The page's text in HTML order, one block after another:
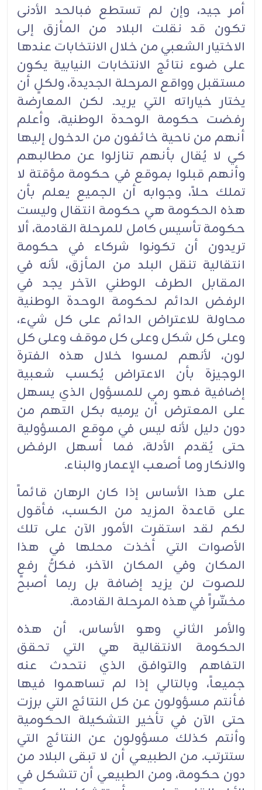
أمر جيد، وإن لم تستطع فبالحد الأدنى
تكون قد نقلت البلاد من المأزق إلى
الاختيار الشعبي من خلال الانتخابات عندها
على ضوء نتائج الانتخابات النيابية يكون
مستقبل وواقع المرحلة الجديدة، ولكلٍ أن
يختار خياراته التي يريد. لكن المعارضة
رفضت حكومة الوحدة الوطنية، وأعلم
أنهم من ناحية خائفون من الدخول إليها
كي لا يُقال بأنهم تنازلوا عن مطالبهم
وأنهم قبلوا بموقع في حكومة مؤقتة لا
تملك حلاً، وجوابه أن الجميع يعلم بأن
هذه الحكومة هي حكومة انتقال وليست
حكومة تأسيس كامل للمرحلة القادمة، ألا
تريدون أن تكونوا شركاء في حكومة
انتقالية تنقل البلد من المأزق، لأنه في
المقابل الطرف الوطني الآخر يجد في
الرفض الدائم لحكومة الوحدة الوطنية
محاولة للاعتراض الدائم على كل شيء،
وعلى كل شكل وعلى كل موقف وعلى كل
لون، لأنهم لمسوا خلال هذه الفترة
الوجيزة بأن الاعتراض يُكسب شعبية
إضافية فهو رمي للمسؤول الذي يسهل
على المعترض أن يرميه بكل التهم من
دون دليل لأنه ليس في موقع المسؤولية
حتى يُقدم الأدلة، فما أسهل الرفض
والانكار وما أصعب الإعمار والبناء.‏
على هذا الأساس إذا كان الرهان قائماً
على قاعدة المزيد من الكسب، فأقول
لكم لقد استقرت الأمور الآن على تلك
الأصوات التي أخذت محلها في هذا
المكان وفي المكان الآخر، فكلُّ رفعٍ
للصوت لن يزيد إضافة بل ربما أصبح
مخسِّراً في هذه المرحلة القادمة.‏
والأمر الثاني وهو الأساس، أن هذه
الحكومة الانتقالية هي التي تحقق
التفاهم والتوافق الذي نتحدث عنه
جميعاً، وبالتالي إذا لم تساهموا فيها
فأنتم مسؤولون عن كل النتائج التي برزت
حتى الآن في تأخير التشكيلة الحكومية
وأنتم كذلك مسؤولون عن النتائج التي
ستترتب. من الطبيعي أن لا تبقى البلاد من
دون حكومة، ومن الطبيعي أن تتشكل في